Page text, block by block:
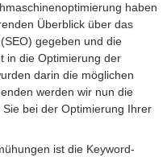
haben
Überblick über das
gegeben und die
in die Optimierung der
darin die möglichen
werden wir nun die
bei der Optimierung Ihrer
ist die Keyword-